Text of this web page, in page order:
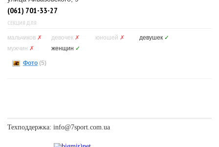
(061) 701-33-27
СЕКЦИЯ ДЛЯ
мальчиков ✗ девочек ✗ юношей ✗ девушек ✓
мужчин ✗ женщин ✓
Фото (5)
Техподдержка: info@7sport.com.ua